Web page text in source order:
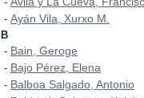
- Ayán Vila, Xurxo M.
B
- Bain, Geroge
- Bajo Pérez, Elena
- Balboa Salgado, Antonio